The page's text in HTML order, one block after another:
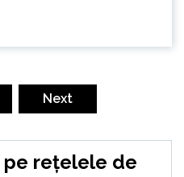
Next
rețelele de